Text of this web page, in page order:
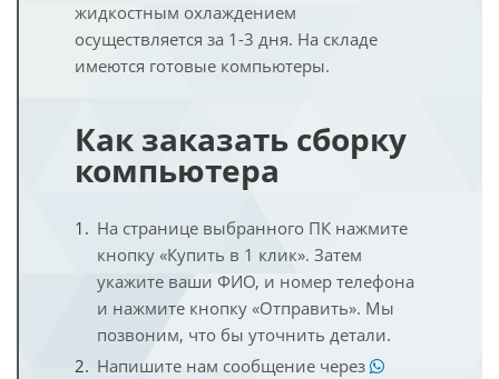
жидкостным охлаждением
осуществляется за 1-3 дня. На складе
имеются готовые компьютеры.
Как заказать сборку
компьютера
На странице выбранного ПК нажмите
кнопку «Купить в 1 клик». Затем
укажите ваши ФИО, и номер телефона
и нажмите кнопку «Отправить». Мы
позвоним, что бы уточнить детали.
Напишите нам сообщение через